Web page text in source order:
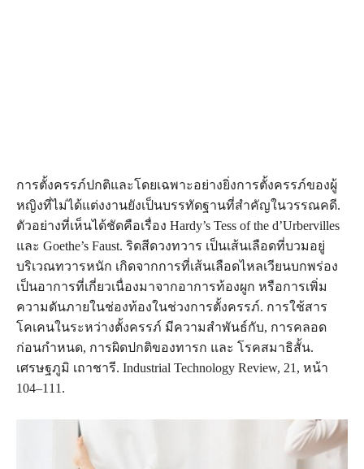
การตั้งครรภ์ปกติและโดยเฉพาะอย่างยิ่งการตั้งครรภ์ของผู้
หญิงที่ไม่ได้แต่งงานยังเป็นบรรทัดฐานที่สำคัญในวรรณคดี.
ตัวอย่างที่เห็นได้ชัดคือเรื่อง Hardy’s Tess of the d’Urbervilles
และ Goethe’s Faust. ริดสีดวงทวาร เป็นเส้นเลือดที่บวมอยู่
บริเวณทวารหนัก เกิดจากการที่เส้นเลือดไหลเวียนบกพร่อง
เป็นอาการที่เกี่ยวเนื่องมาจากอาการท้องผูก หรือการเพิ่ม
ความดันภายในช่องท้องในช่วงการตั้งครรภ์. การใช้สาร
โคเคนในระหว่างตั้งครรภ์ มีความสำพันธ์กับ, การคลอด
ก่อนกำหนด, การผิดปกติของทารก และ โรคสมาธิสั้น.
เศรษฐภูมิ เถาชารี. Industrial Technology Review, 21, หน้า
104–111.